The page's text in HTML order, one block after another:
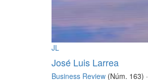
JL
José Luis Larrea
Business Review (Núm. 163) ·